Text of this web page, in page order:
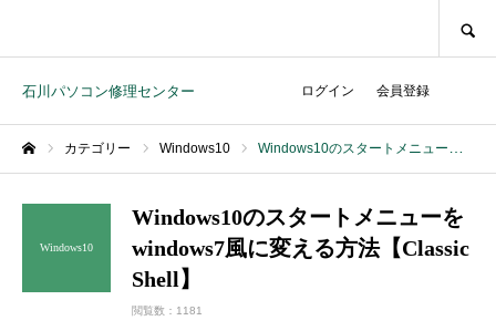
石川パソコン修理センター ログイン 会員登録
カテゴリー Windows10 Windows10のスタートメニューをwindows7風に変える方法【Classic Shell】
Windows10
Windows10のスタートメニューを
windows7風に変える方法【Classic
Shell】
閲覧数：1181